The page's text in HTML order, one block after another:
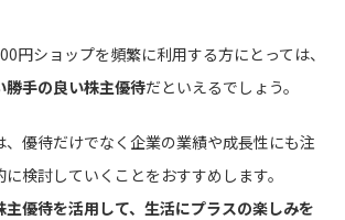
円ショップを頻繁に利用する方にとっては、
手の良い株主優待だといえるでしょう。
、優待だけでなく企業の業績や成長性にも注
検討していくことをおすすめします。
優待を活用して、生活にプラスの楽しみを